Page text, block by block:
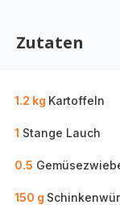
Zutaten
1.2 kg Kartoffeln
1 Stange Lauch
0.5
150 g